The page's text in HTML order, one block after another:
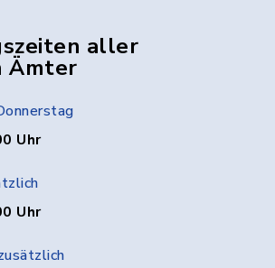
aller
Ämter
Uhr
Uhr